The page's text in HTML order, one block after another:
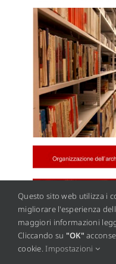
Questo sito web utilizza i
migliorare l'esperienza
maggiori informazioni
Cliccando su "OK"
cookie. Impostazioni